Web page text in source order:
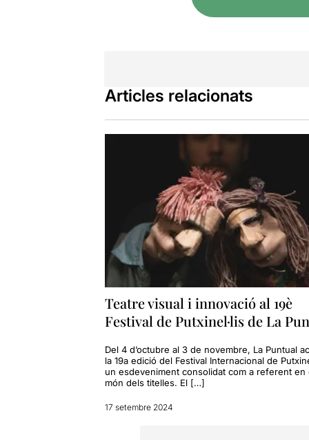
Articles relacionats
Teatre visual i innovació al 19è
Festival de Putxinel·lis de La
Del 4 d’octubre al 3 de novembre, La Puntual
la 19a edició del Festival Internacional de
un esdeveniment consolidat com a referent en
món dels titelles. El […]
17 setembre 2024